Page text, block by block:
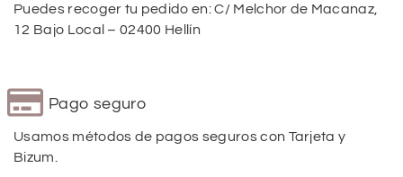
Puedes recoger tu pedido en: C/ Melchor de Macanaz,
12 Bajo Local – 02400 Hellín
Pago seguro
Usamos métodos de pagos seguros con Tarjeta y
Bizum.